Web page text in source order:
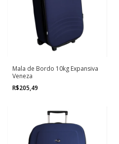
Mala de Bordo 10kg Expansiva
Veneza
R$205,49